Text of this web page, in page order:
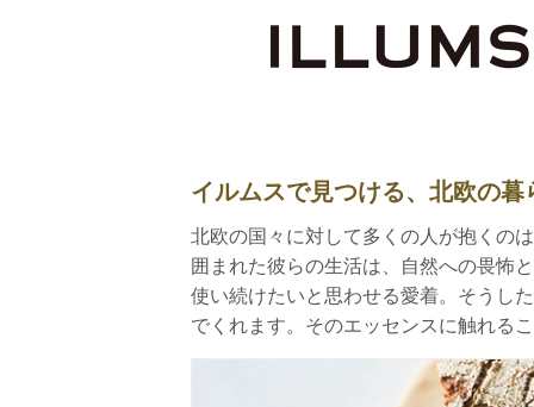
イルムスで見つける、北欧の暮
北欧の国々に対して多くの人が抱くの
囲まれた彼らの生活は、自然への畏怖
使い続けたいと思わせる愛着。そうし
でくれます。そのエッセンスに触れる